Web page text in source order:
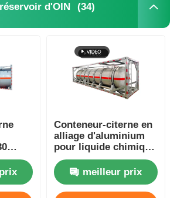
d'OIN (34)
Conteneur-citerne en
alliage d'aluminium
pour liquide chimique
dangereux, 30 pieds,
capacité de 28 000
litres
meilleur prix